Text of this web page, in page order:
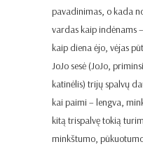
pavadinimas, o kada
vardas kaip indėnams
kaip diena ėjo, vėjas
JoJo sesė (JoJo,
katinėlis) trijų spalvų
kai paimi – lengva,
kitą trispalvę tokią
minkštumo,